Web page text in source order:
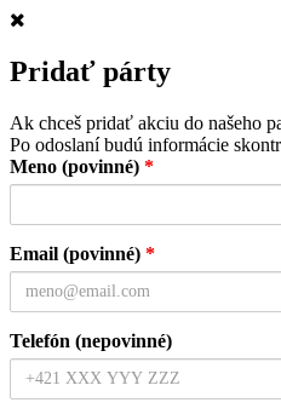
Pridať párty
Ak chceš pridať akciu do našeho
Po odoslaní budú informácie
Meno (povinné) *
Email (povinné) *
Telefón (nepovinné)